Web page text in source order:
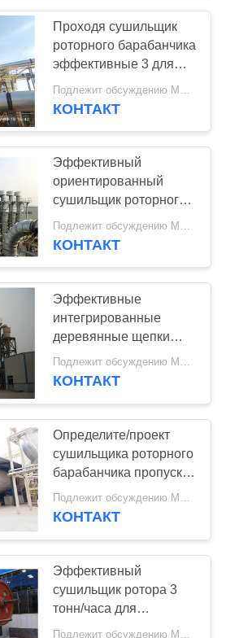
Проходя сушильщик
роторного барабанчика
эффективные 3 для
доски частицы
КОНТАКТ
Эффективный
ориентированный
сушильщик роторного
барабанчика одного
прохода доски стренги
Подлежит обсуждению MOQ:1 комплект
КОНТАКТ
Эффективные
интегрированные
деревянные щепки
определяют/
сушильщик роторного
Подлежит обсуждению MOQ:1 комплект
КОНТАКТ
Определите/проект
сушильщика роторного
барабанчика пропуска
тройки полностью
готовый для доски
Подлежит обсуждению MOQ:1 комплект
КОНТАКТ
Эффективный
сушильщик ротора 3
тонн/часа для
производственной